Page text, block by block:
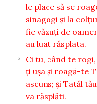
le place să se
sinagogi şi la
fie văzuţi de
au luat răsplata.
6 Ci tu, când te
ţi uşa şi roagă-te
ascuns; şi Tatăl
va răsplăti.